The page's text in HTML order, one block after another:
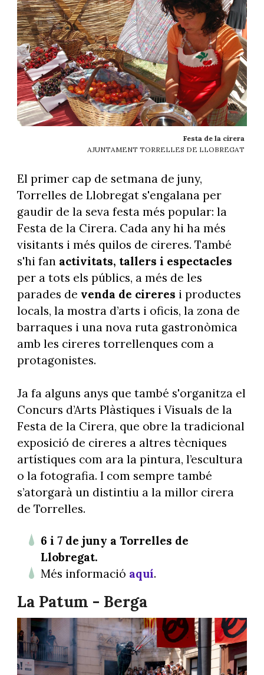
Festa de la cirera
AJUNTAMENT TORRELLES DE LLOBREGAT
El primer cap de setmana de juny,
Torrelles de Llobregat s'engalana per
gaudir de la seva festa més popular: la
Festa de la Cirera. Cada any hi ha més
visitants i més quilos de cireres. També
s'hi fan activitats, tallers i espectacles
per a tots els públics, a més de les
parades de venda de cireres i productes
locals, la mostra d’arts i oficis, la zona de
barraques i una nova ruta gastronòmica
amb les cireres torrellenques com a
protagonistes.
Ja fa alguns anys que també s'organitza el
Concurs d’Arts Plàstiques i Visuals de la
Festa de la Cirera, que obre la tradicional
exposició de cireres a altres tècniques
artístiques com ara la pintura, l’escultura
o la fotografia. I com sempre també
s’atorgarà un distintiu a la millor cirera
de Torrelles.
6 i 7 de juny a Torrelles de
Llobregat.
Més informació aquí.
La Patum - Berga